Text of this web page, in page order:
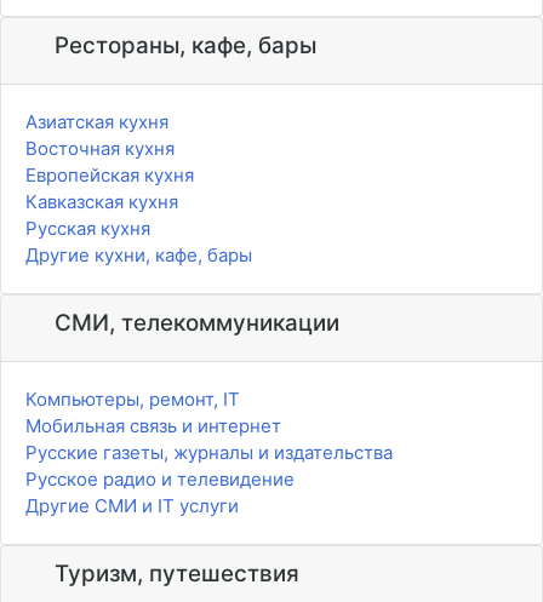
Рестораны, кафе, бары
Азиатская кухня
Восточная кухня
Европейская кухня
Кавказская кухня
Русская кухня
Другие кухни, кафе, бары
СМИ, телекоммуникации
Компьютеры, ремонт, IT
Мобильная связь и интернет
Русские газеты, журналы и издательства
Русское радио и телевидение
Другие СМИ и IT услуги
Туризм, путешествия